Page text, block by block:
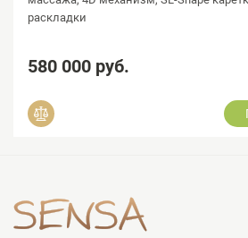
раскладки
580 000 руб.